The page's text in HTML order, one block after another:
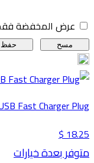
عرض المخفضة
مسح حفظ
Fast Charger Plug
18.25 $
متوفر بعدة خيارات